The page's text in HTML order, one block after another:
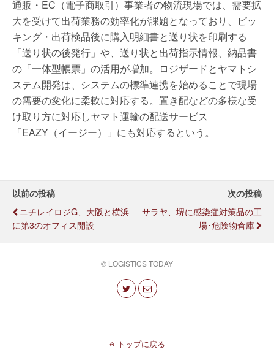
通販・EC（電子商取引）事業者の物流現場では、需要拡
大を受けて出荷業務の効率化が課題となっており、ピッ
キング・出荷検品後に購入明細書と送り状を印刷する
「送り状の後発行」や、送り状と出荷指示情報、納品書
の「一体型帳票」の活用が増加。ロジザードとヤマトシ
ステム開発は、システムの標準連携を始めることで現場
の需要の変化に柔軟に対応する。置き配などの多様な受
け取り方に対応しヤマト運輸の配送サービス
「EAZY（イージー）」にも対応するという。
以前の投稿
ニチレイロジG、大阪と横浜
に第3のオフィス開設
次の投稿
サラヤ、堺に感染症対策品の工
場･危険物倉庫
© LOGISTICS TODAY
トップに戻る